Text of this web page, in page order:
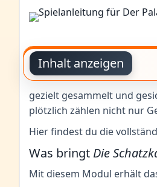
Inhalt anzeigen
gezielt gesammelt und
plötzlich zählen nicht nur
Hier findest du die
Was bringt Die
Mit diesem Modul erhält